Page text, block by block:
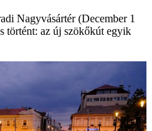
Nagyvásártér (December 1
történt: az új szökőkút egyik